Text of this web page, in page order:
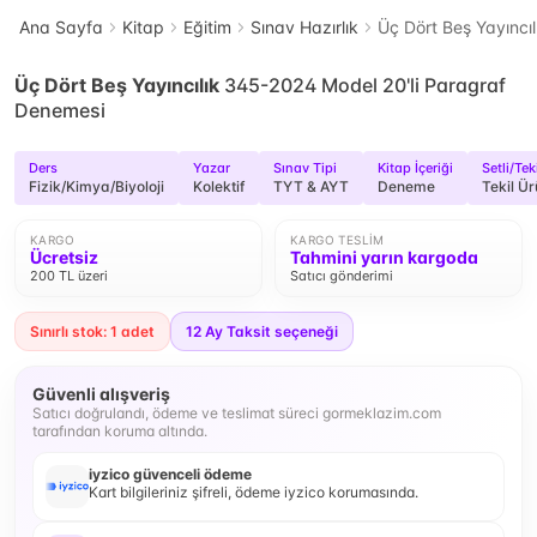
Ana Sayfa Kitap Eğitim Sınav Hazırlık Üç Dört Beş
Üç Dört Beş Yayıncılık 345-2024 Model 20'li Paragraf
Denemesi
Ders
Fizik/Kimya/Biyoloji
Yazar
Kolektif
Sınav Tipi
TYT & AYT
Kitap İçeriği
Deneme
Setli/
Tekil
KARGO
Ücretsiz
200 TL üzeri
KARGO TESLIM
Tahmini yarın kargoda
Satıcı gönderimi
Sınırlı stok: 1 adet 12 Ay Taksit seçeneği
Güvenli alışveriş
Satıcı doğrulandı, ödeme ve teslimat süreci gormeklazim.com
tarafından koruma altında.
iyzico güvenceli ödeme
Kart bilgileriniz şifreli, ödeme iyzico korumasında.